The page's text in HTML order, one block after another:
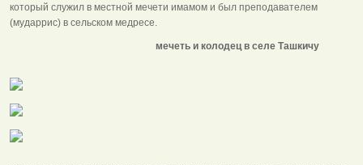
который служил в местной мечети имамом и был преподавателем
(мударрис) в сельском медресе.
мечеть и колодец в селе Ташкичу